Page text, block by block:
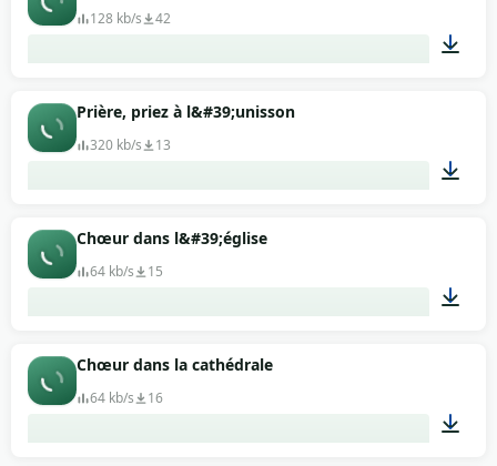
128 kb/s 42
Prière, priez à l&#39;unisson
320 kb/s 13
Chœur dans l&#39;église
64 kb/s 15
Chœur dans la cathédrale
64 kb/s 16